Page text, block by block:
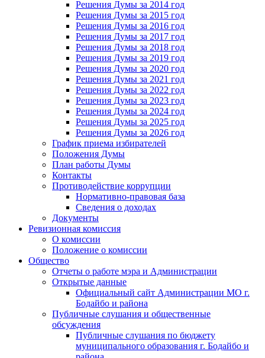
Решения Думы за 2014 год
Решения Думы за 2015 год
Решения Думы за 2016 год
Решения Думы за 2017 год
Решения Думы за 2018 год
Решения Думы за 2019 год
Решения Думы за 2020 год
Решения Думы за 2021 год
Решения Думы за 2022 год
Решения Думы за 2023 год
Решения Думы за 2024 год
Решения Думы за 2025 год
Решения Думы за 2026 год
График приема избирателей
Положения Думы
План работы Думы
Контакты
Противодействие коррупции
Нормативно-правовая база
Сведения о доходах
Документы
Ревизионная комиссия
О комиссии
Положение о комиссии
Общество
Отчеты о работе мэра и Администрации
Открытые данные
Официальный сайт Администрации МО г.
Бодайбо и района
Публичные слушания и общественные
обсуждения
Публичные слушания по бюджету
муниципального образования г. Бодайбо и